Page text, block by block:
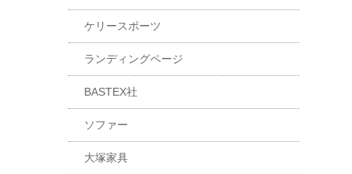
ケリースポーツ
ランディングページ
BASTEX社
ソファー
大塚家具